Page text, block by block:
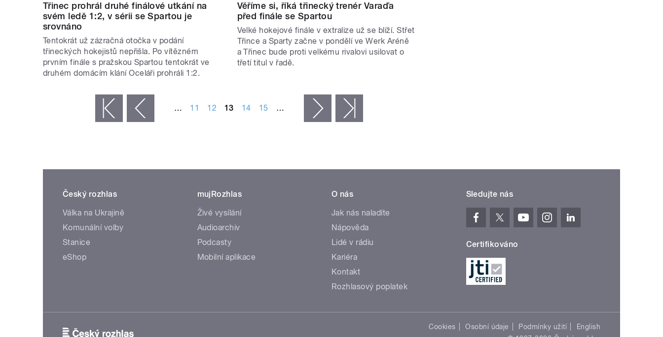
Třinec prohrál druhé finálové utkání na
svém ledě 1:2, v sérii se Spartou je
srovnáno
Tentokrát už zázračná otočka v podání
třineckých hokejistů nepřišla. Po vítězném
prvním finále s pražskou Spartou tentokrát ve
druhém domácím klání Oceláři prohráli 1:2.
Věříme si, říká třinecký trenér Varaďa
před finále se Spartou
Velké hokejové finále v extralize už se blíží. Střet
Třince a Sparty začne v pondělí ve Werk Aréně
a Třinec bude proti velkému rivalovi usilovat o
třetí titul v řadě.
‹ předchozí … 11 12 13 14 15 … následující ›
Český rozhlas
Válka na Ukrajině
Komunální volby
Stanice
eShop
mujRozhlas
Živé vysílání
Audioarchiv
Podcasty
Mobilní aplikace
O nás
Jak nás naladíte
Nápověda
Lidé v rádiu
Kariéra
Kontakt
Rozhlasový poplatek
Sledujte nás
Certifikováno
Cookies Osobní údaje Podmínky užití
English